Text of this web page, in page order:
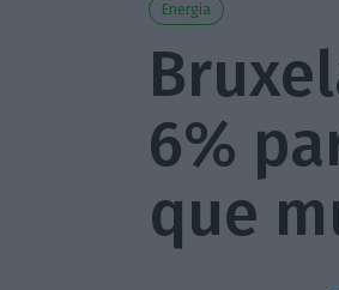
Energia
6%
que